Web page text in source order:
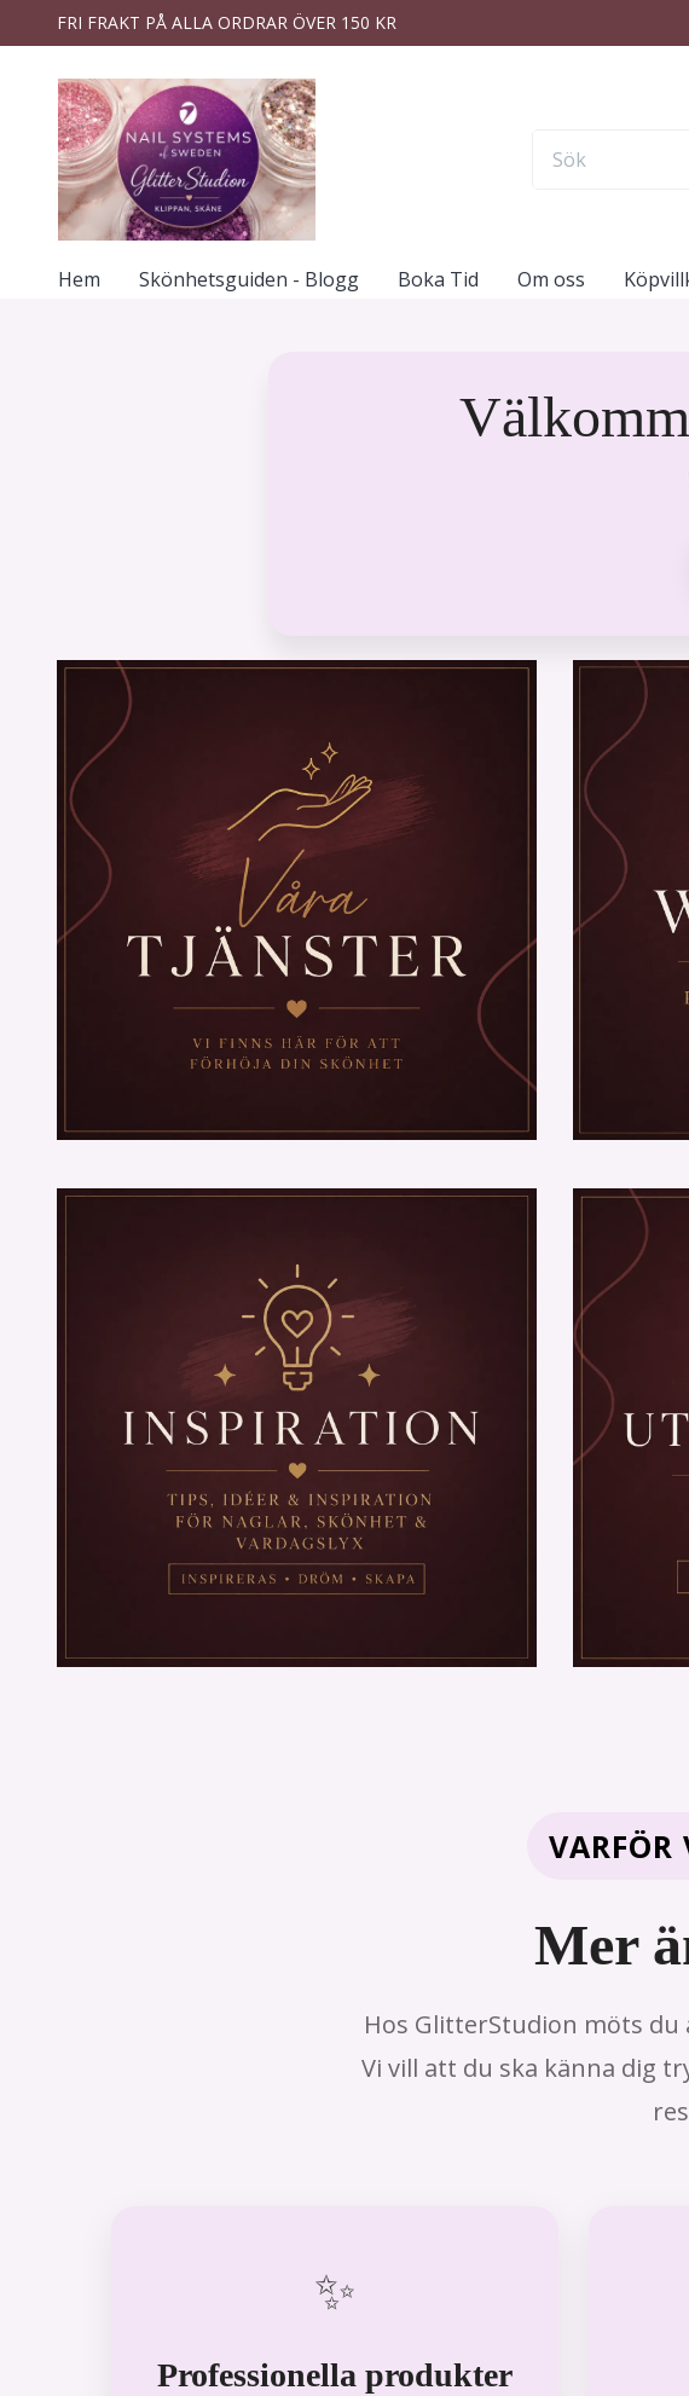
FRI FRAKT PÅ ALLA ORDRAR ÖVER 150 KR
Hem Skönhetsguiden - Blogg Boka Tid Om oss
VARFÖR
Mer
Hos GlitterStudion möts
Vi vill att du ska känna dig
✨
Professionella produkter